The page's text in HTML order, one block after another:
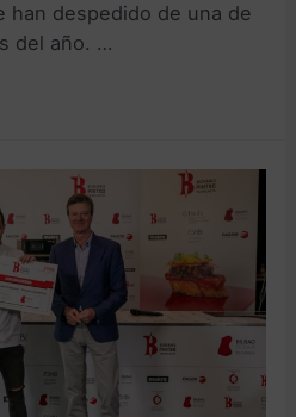
han despedido de una de
del año. …